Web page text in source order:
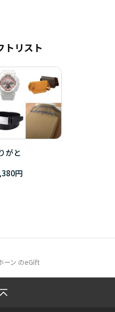
トリスト
がと
円
ーン のeGift